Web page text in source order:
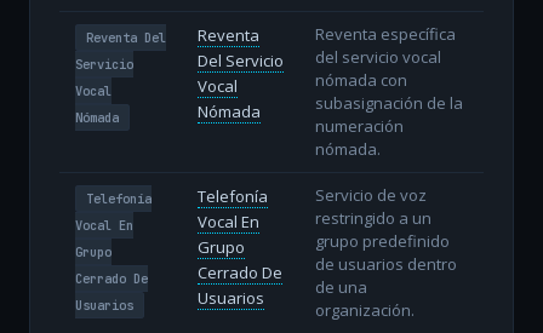
Reventa Del
Servicio
Vocal
Nómada
Reventa
Del Servicio
Vocal
Nómada
Reventa específica
del servicio vocal
nómada con
subasignación de la
numeración
nómada.
Telefonía
Vocal En
Grupo
Cerrado De
Usuarios
Telefonía
Vocal En
Grupo
Cerrado De
Usuarios
Servicio de voz
restringido a un
grupo predefinido
de usuarios dentro
de una
organización.